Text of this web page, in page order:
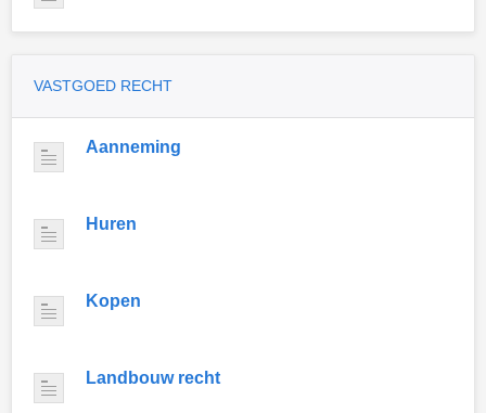
VASTGOED RECHT
Aanneming
Huren
Kopen
Landbouw recht